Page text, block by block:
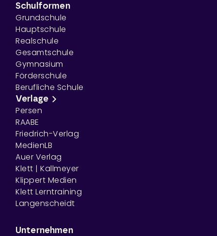
Schulformen
Grundschule
Hauptschule
Realschule
Gesamtschule
Gymnasium
Förderschule
Berufliche Schule
Verlage
Persen
RAABE
Friedrich-Verlag
MedienLB
Auer Verlag
Klett | Kallmeyer
Klippert Medien
Klett Lerntraining
Langenscheidt
Unternehmen